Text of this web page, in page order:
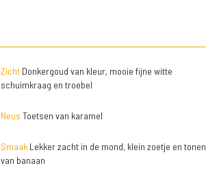
ZichtDonkergoud van kleur, mooie fijne witte
schuimkraag en troebel
Neus Toetsen van karamel
SmaakLekker zacht in de mond, klein zoetje en tonen
van banaan